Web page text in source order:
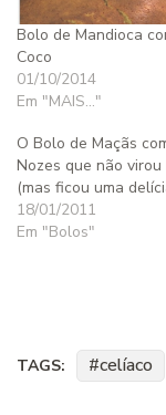
Bolo de Mandioca
Coco
01/10/2014
Em "MAIS..."
O Bolo de Maçãs
Nozes que não virou
(mas ficou uma
18/01/2011
Em "Bolos"
TAGS: celíaco